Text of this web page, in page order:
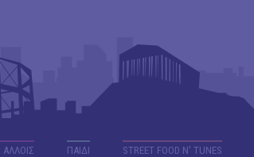
ΑΛΛΟΙΣ ΠΑΙΔΙ STREET FOOD N' TUNES